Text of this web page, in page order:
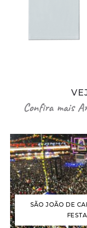
Confira mais
SÃO JOÃO DE